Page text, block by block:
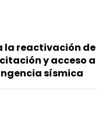
la reactivación de
y acceso a
sísmica